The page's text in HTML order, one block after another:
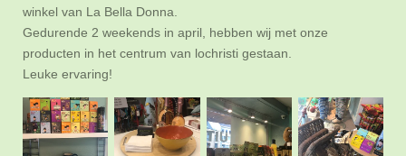
winkel van La Bella Donna.
Gedurende 2 weekends in april, hebben wij met onze
producten in het centrum van lochristi gestaan.
Leuke ervaring!